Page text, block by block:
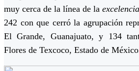
muy cerca de la línea de la excelencia
242 con que cerró la agrupación
El Grande, Guanajuato, y 134
Flores de Texcoco, Estado de